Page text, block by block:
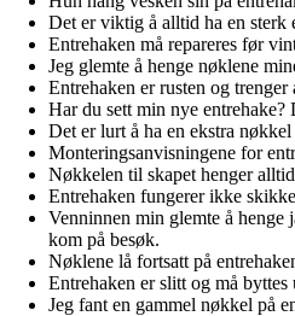
Det er viktig å alltid ha en sterk
Entrehaken må repareres før
Jeg glemte å henge nøklene
Entrehaken er rusten og
Har du sett min nye entrehake?
Det er lurt å ha en ekstra
Monteringsanvisningene for
Nøkkelen til skapet henger
Entrehaken fungerer ikke
Venninnen min glemte å henge
kom på besøk.
Nøklene lå fortsatt på
Entrehaken er slitt og må byttes
Jeg fant en gammel nøkkel på